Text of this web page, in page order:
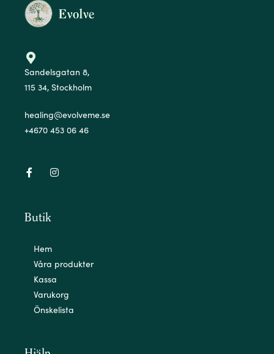
Sandelsgatan 8,
115 34, Stockholm
healing@evolveme.se
+4670 453 06 46
Butik
Hem
Våra produkter
Kassa
Varukorg
Önskelista